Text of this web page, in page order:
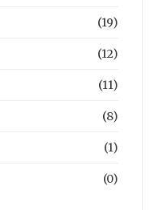
(19)
(12)
(11)
(8)
(1)
(0)